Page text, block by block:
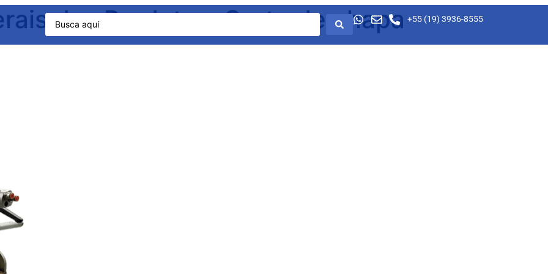
+55 (19) 3936-8555
dos Produtos:Corte de chapa